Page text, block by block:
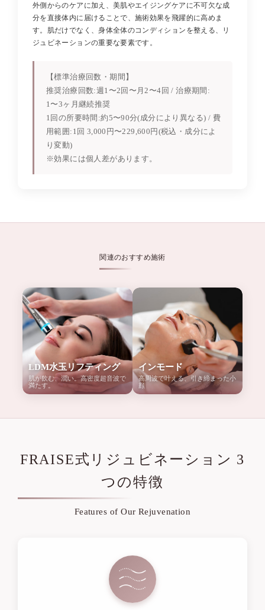
外側からのケアに加え、美肌やエイジングケアに不可欠な成
分を直接体内に届けることで、施術効果を飛躍的に高めま
す。肌だけでなく、身体全体のコンディションを整える、リ
ジュビネーションの重要な要素です。
【標準治療回数・期間】
推奨治療回数:週1〜2回〜月2〜4回 / 治療期間:
1〜3ヶ月継続推奨
1回の所要時間:約5〜90分(成分により異なる) / 費
用範囲:1回 3,000円〜229,600円(税込・成分によ
り変動)
※効果には個人差があります。
関連のおすすめ施術
LDM水玉リフティング
肌が飲む、潤い。高密度超音波で
満たす。
インモード
高周波で叶える、引き締まった小
顔
FRAISE式リジュビネーション 3
つの特徴
Features of Our Rejuvenation